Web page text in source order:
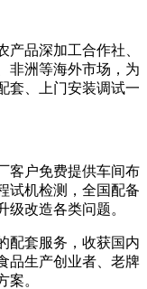
品深加工合作社、
非洲等海外市场，为
套、上门安装调试一
客户免费提供车间布
试机检测，全国配备
改造各类问题。
配套服务，收获国内
品生产创业者、老牌
案。